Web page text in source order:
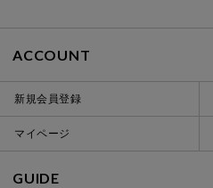
ACCOUNT
新規会員登録
マイページ
GUIDE